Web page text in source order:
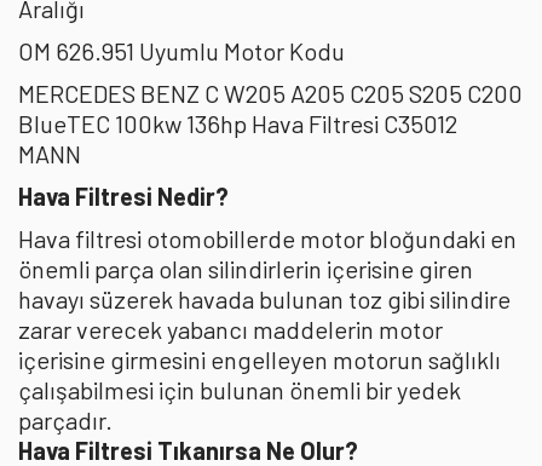
Aralığı
OM 626.951 Uyumlu Motor Kodu
MERCEDES BENZ C W205 A205 C205 S205 C200
BlueTEC 100kw 136hp Hava Filtresi C35012
MANN
Hava Filtresi Nedir?
Hava filtresi otomobillerde motor bloğundaki en
önemli parça olan silindirlerin içerisine giren
havayı süzerek havada bulunan toz gibi silindire
zarar verecek yabancı maddelerin motor
içerisine girmesini engelleyen motorun sağlıklı
çalışabilmesi için bulunan önemli bir yedek
parçadır.
Hava Filtresi Tıkanırsa Ne Olur?